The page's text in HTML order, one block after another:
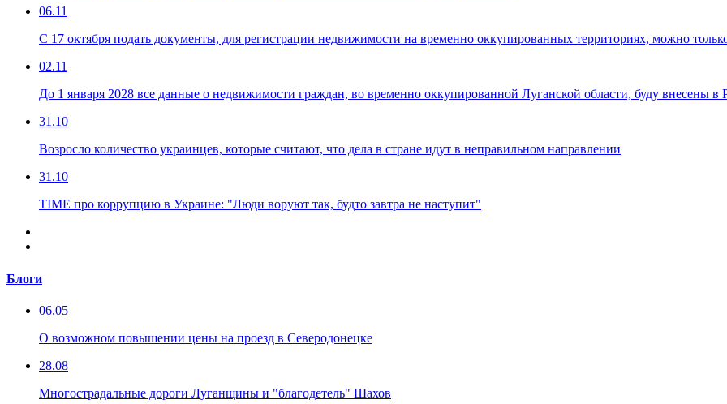
06.11
С 17 октября подать документы, для регистрации недвижимости на временно оккупированных территориях, можно
02.11
До 1 января 2028 все данные о недвижимости граждан, во временно оккупированной Луганской области, буду внесены в
31.10
Возросло количество украинцев, которые считают, что дела в стране идут в неправильном направлении
31.10
TIME про коррупцию в Украине: "Люди воруют так, будто завтра не наступит"
Блоги
06.05
О возможном повышении цены на проезд в Северодонецке
28.08
Многострадальные дороги Луганщины и "благодетель" Шахов